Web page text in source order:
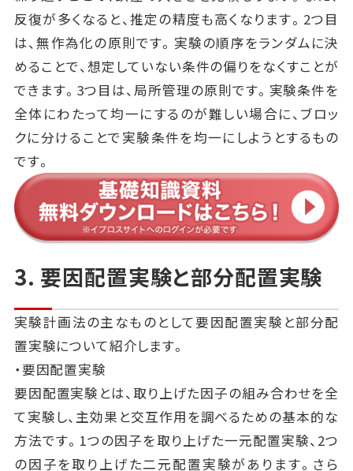
反復が多くなると、推定の精度も高くなります。2つ目
は、無作為化の原則です。実験の順序をランダムに決
めることで、想定していない条件の偏りをなくすことが
できます。3つ目は、局所管理の原則です。実験条件を
全体にわたって均一にするのが難しい場合に、ブロッ
クに分けることで実験条件を均一にしようとするもの
です。
3. 要因配置実験と部分配置実験
実験計画法の主なものとして要因配置実験と部分配
置実験について紹介します。
・要因配置実験
要因配置実験とは、取り上げた因子の組み合わせを全
て実験し、主効果と交互作用を調べるための基本的な
方法です。1つの因子を取り上げた一元配置実験、2つ
の因子を取り上げた二元配置実験があります。さら